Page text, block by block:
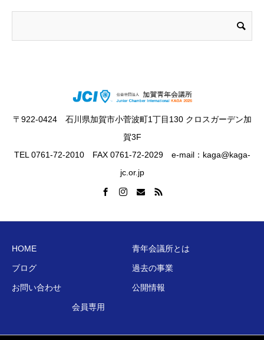
〒922-0424 石川県加賀市小菅波町1丁目130 クロスガーデン加
賀3F
TEL 0761-72-2010 FAX 0761-72-2029 e-mail：kaga@kaga-
jc.or.jp
HOME 青年会議所とは
ブログ 過去の事業
お問い合わせ 公開情報
会員専用